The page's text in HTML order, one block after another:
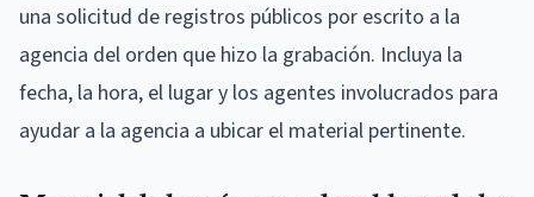
una solicitud de registros públicos por escrito a la
agencia del orden que hizo la grabación. Incluya la
fecha, la hora, el lugar y los agentes involucrados para
ayudar a la agencia a ubicar el material pertinente.